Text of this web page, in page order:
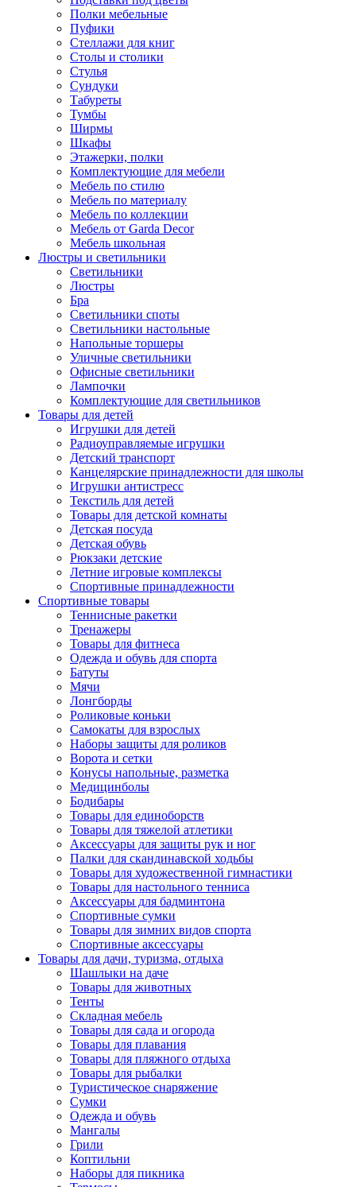
Полки мебельные
Пуфики
Стеллажи для книг
Столы и столики
Стулья
Сундуки
Табуреты
Тумбы
Ширмы
Шкафы
Этажерки, полки
Комплектующие для мебели
Мебель по стилю
Мебель по материалу
Мебель по коллекции
Мебель от Garda Decor
Мебель школьная
Люстры и светильники
Светильники
Люстры
Бра
Светильники споты
Светильники настольные
Напольные торшеры
Уличные светильники
Офисные светильники
Лампочки
Комплектующие для светильников
Товары для детей
Игрушки для детей
Радиоуправляемые игрушки
Детский транспорт
Канцелярские принадлежности для школы
Игрушки антистресс
Текстиль для детей
Товары для детской комнаты
Детская посуда
Детская обувь
Рюкзаки детские
Летние игровые комплексы
Спортивные принадлежности
Спортивные товары
Теннисные ракетки
Тренажеры
Товары для фитнеса
Одежда и обувь для спорта
Батуты
Мячи
Лонгборды
Роликовые коньки
Самокаты для взрослых
Наборы защиты для роликов
Ворота и сетки
Конусы напольные, разметка
Медицинболы
Бодибары
Товары для единоборств
Товары для тяжелой атлетики
Аксессуары для защиты рук и ног
Палки для скандинавской ходьбы
Товары для художественной гимнастики
Товары для настольного тенниса
Аксессуары для бадминтона
Спортивные сумки
Товары для зимних видов спорта
Спортивные аксессуары
Товары для дачи, туризма, отдыха
Шашлыки на даче
Товары для животных
Тенты
Складная мебель
Товары для сада и огорода
Товары для плавания
Товары для пляжного отдыха
Товары для рыбалки
Туристическое снаряжение
Сумки
Одежда и обувь
Мангалы
Грили
Коптильни
Наборы для пикника